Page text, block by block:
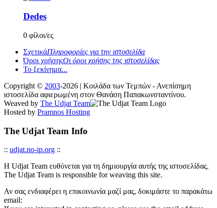
Dedes
0 φίλοι/ες
ΣχετικάΠληροφορίες για την ιστοσελίδα
Όροι χρήσηςΟι όροι χρήσης της ιστοσελίδας
Το ξεκίνημα...
Copyright © 2003-2026 | Κοιλάδα των Τεμπών - Ανεπίσημη
ιστοσελίδα αφιερωμένη στον Θανάση Παπακωνσταντίνου.
Weaved by The Udjat Team
Hosted by Pramnos Hosting
The Udjat Team Info
:: udjat.no-ip.org ::
Η Udjat Team ευθύνεται για τη δημιουργία αυτής της ιστοσελίδας.
The Udjat Team is responsible for weaving this site.
Αν σας ενδιαφέρει η επικοινωνία μαζί μας, δοκιμάστε το παρακάτω
email: